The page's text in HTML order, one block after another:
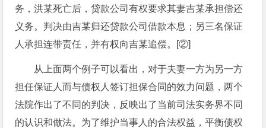
务，洪某死亡后，贷款公司有权要求其妻吉某承担偿还
义务。判决由吉某归还贷款公司借款本息；另三名保证
人承担连带责任，并有权向吉某追偿。[②]
从上面两个例子可以看出，对于夫妻一方为另一方
担任保证人而与债权人签订担保合同的效力问题，两个
法院作出了不同的判决，反映出了当前司法实务界不同
的认识和做法。为了维护当事人的合法权益，平衡债权